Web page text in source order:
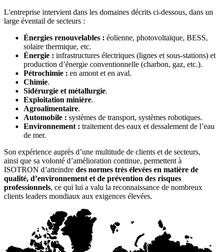
L'entreprise intervient dans les domaines décrits ci-dessous, dans un
large éventail de secteurs :
Énergies renouvelables : éolienne, photovoltaïque, BESS,
solaire thermique, etc.
Énergie : infrastructures électriques (lignes et sous-stations) et
production d’énergie conventionnelle (charbon, gaz, etc.).
Pétrochimie : en amont et en aval.
Chimie.
Sidérurgie et métallurgie.
Exploitation minière.
Agroalimentaire.
Automobile : systèmes de transport, systèmes robotiques.
Environnement : traitement des eaux et dessalement de l’eau
de mer.
Son expérience auprès d’une multitude de clients et de secteurs,
ainsi que sa volonté d’amélioration continue, permettent à
ISOTRON d’atteindre des normes très élevées en matière de
qualité, d’environnement et de prévention des risques
professionnels, ce qui lui a valu la reconnaissance de nombreux
clients leaders mondiaux aux exigences élevées.